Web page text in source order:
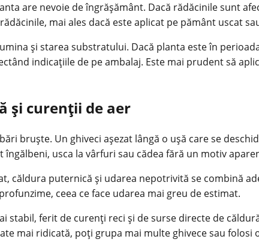
are nevoie de îngrășământ. Dacă rădăcinile sunt
mai ales dacă este aplicat pe pământ uscat
și starea substratului. Dacă planta este în
indicațiile de pe ambalaj. Este mai prudent să
și curenții de aer
bruște. Un ghiveci așezat lângă o ușă care se
usca la vârfuri sau cădea fără un motiv
căldura puternică și udarea nepotrivită se combină
ceea ce face udarea mai greu de estimat.
stabil, ferit de curenți reci și de surse directe de
mai ridicată, poți grupa mai multe ghivece sau folosi